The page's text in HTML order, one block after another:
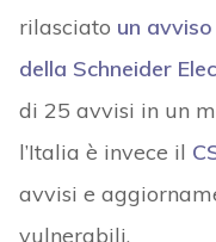
rilasciato un
della Schneider
di 25 avvisi in un
l’Italia è invece il
avvisi e
vulnerabili.